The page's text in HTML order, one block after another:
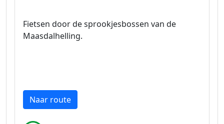
Fietsen door de sprookjesbossen van de
Maasdalhelling.
Naar route